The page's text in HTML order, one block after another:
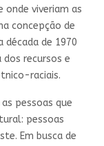
viveriam as
concepção de
de 1970
dos recursos e
raciais.
pessoas que
pessoas
Em busca de